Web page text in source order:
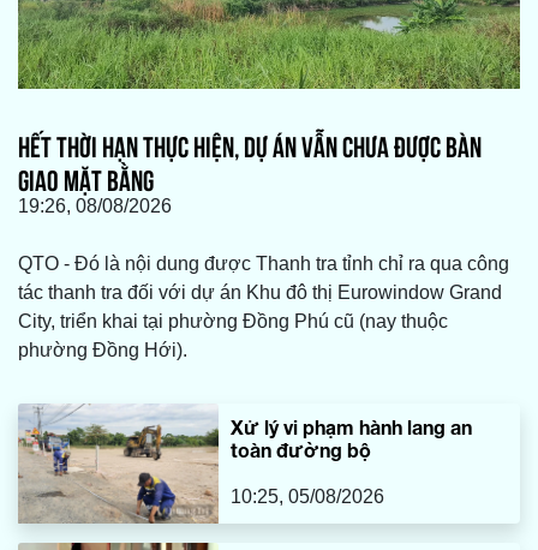
HẾT THỜI HẠN THỰC HIỆN, DỰ ÁN VẪN CHƯA ĐƯỢC BÀN
GIAO MẶT BẰNG
19:26, 08/08/2026
QTO - Đó là nội dung được Thanh tra tỉnh chỉ ra qua công
tác thanh tra đối với dự án Khu đô thị Eurowindow Grand
City, triển khai tại phường Đồng Phú cũ (nay thuộc
phường Đồng Hới).
Xử lý vi phạm hành lang an
toàn đường bộ
10:25, 05/08/2026